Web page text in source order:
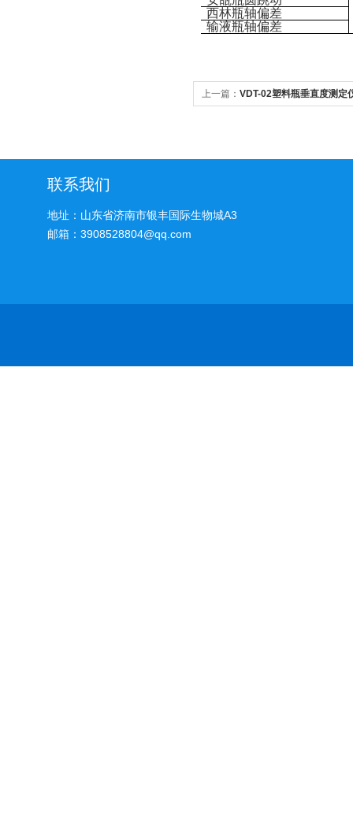
西林瓶轴偏差
输液瓶轴偏差
上一篇： VDT-02塑料瓶垂直度测定
联系我们
地址：山东省济南市银丰国际生物城A3
邮箱：3908528804@qq.com